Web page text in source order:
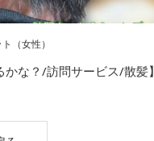
（女性）
かな？/訪問サービス/散髪】